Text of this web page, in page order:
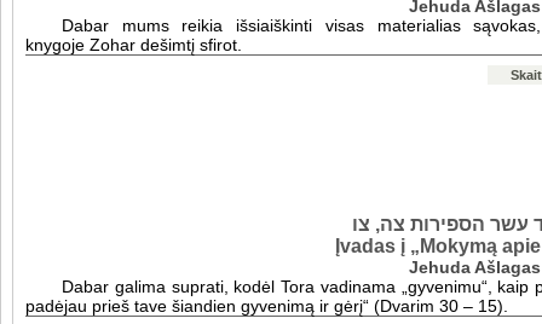
Jehuda
Dabar mums reikia išsiaiškinti visas materialias
knygoje Zohar dešimtį sfirot.
עשר הספירות צה, צו
Įvadas į „Mokymą
Jehuda
Dabar galima suprati, kodėl Tora vadinama „gyvenimu“, kaip
padėjau prieš tave šiandien gyvenimą ir gėrį“ (Dvarim 30 – 15).